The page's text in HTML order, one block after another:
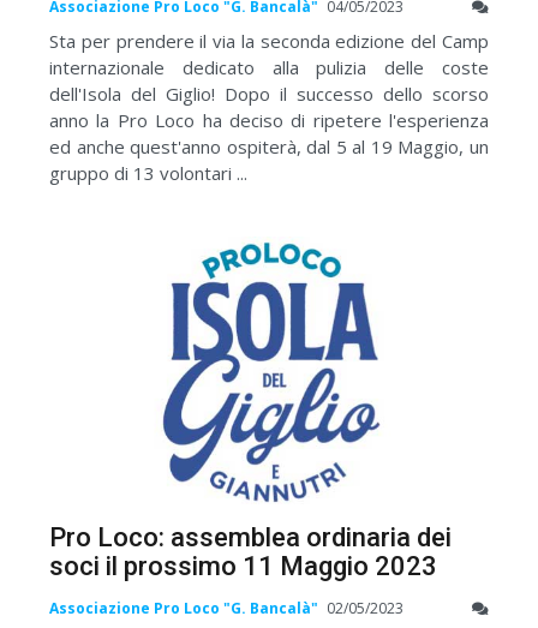
Associazione Pro Loco "G. Bancalà" 04/05/2023
Sta per prendere il via la seconda edizione del Camp
internazionale dedicato alla pulizia delle coste
dell'Isola del Giglio! Dopo il successo dello scorso
anno la Pro Loco ha deciso di ripetere l'esperienza
ed anche quest'anno ospiterà, dal 5 al 19 Maggio, un
gruppo di 13 volontari ...
Pro Loco: assemblea ordinaria dei
soci il prossimo 11 Maggio 2023
Associazione Pro Loco "G. Bancalà" 02/05/2023